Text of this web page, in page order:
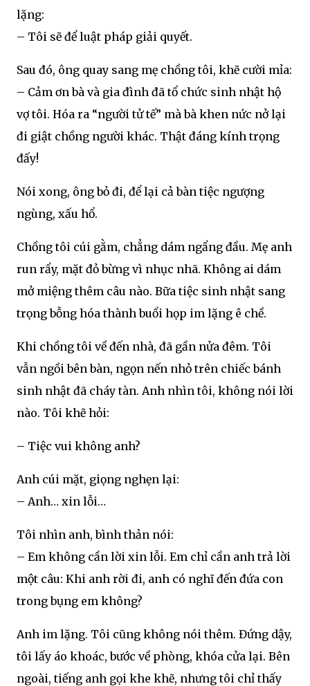
lặng:
– Tôi sẽ để luật pháp giải quyết.
Sau đó, ông quay sang mẹ chồng tôi, khẽ cười mỉa:
– Cảm ơn bà và gia đình đã tổ chức sinh nhật hộ
vợ tôi. Hóa ra “người tử tế” mà bà khen nức nở lại
đi giật chồng người khác. Thật đáng kính trọng
đấy!
Nói xong, ông bỏ đi, để lại cả bàn tiệc ngượng
ngùng, xấu hổ.
Chồng tôi cúi gằm, chẳng dám ngẩng đầu. Mẹ anh
run rẩy, mặt đỏ bừng vì nhục nhã. Không ai dám
mở miệng thêm câu nào. Bữa tiệc sinh nhật sang
trọng bỗng hóa thành buổi họp im lặng ê chề.
Khi chồng tôi về đến nhà, đã gần nửa đêm. Tôi
vẫn ngồi bên bàn, ngọn nến nhỏ trên chiếc bánh
sinh nhật đã cháy tàn. Anh nhìn tôi, không nói lời
nào. Tôi khẽ hỏi:
– Tiệc vui không anh?
Anh cúi mặt, giọng nghẹn lại:
– Anh… xin lỗi…
Tôi nhìn anh, bình thản nói:
– Em không cần lời xin lỗi. Em chỉ cần anh trả lời
một câu: Khi anh rời đi, anh có nghĩ đến đứa con
trong bụng em không?
Anh im lặng. Tôi cũng không nói thêm. Đứng dậy,
tôi lấy áo khoác, bước về phòng, khóa cửa lại. Bên
ngoài, tiếng anh gọi khe khẽ, nhưng tôi chỉ thấy